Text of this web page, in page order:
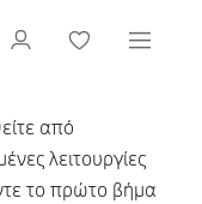
από
λειτουργίες
το πρώτο βήμα